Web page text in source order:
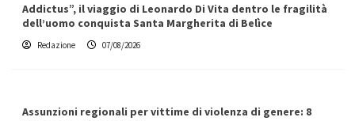
Addictus”, il viaggio di Leonardo Di Vita dentro le fragilità
dell’uomo conquista Santa Margherita di Belìce
Redazione 07/08/2026
Assunzioni regionali per vittime di violenza di genere: 8